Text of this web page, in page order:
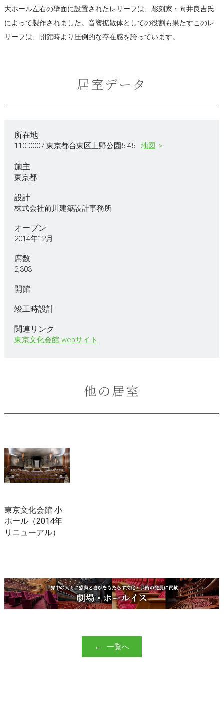
大ホール左右の壁面に設置されたレリーフは、彫刻家・向井良吉氏
によって製作されました。音響拡散体としての役割も果たすこのレ
リーフは、開館時より圧倒的な存在感を誇っています。
居室データ
所在地
110-0007 東京都台東区上野公園5-45 地図
施主
東京都
設計
株式会社前川建築設計事務所
オープン
2014年12月
席数
2,303
開館
竣工時設計
関連リンク
東京文化会館 webサイト
他の居室
東京文化会館 小
ホール（2014年
リニューアル）
一覧へ